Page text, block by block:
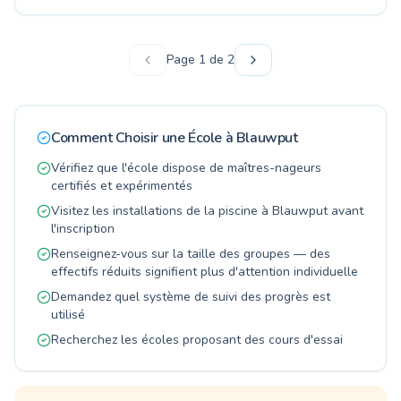
Swimliv pour trouver le cours idéal.
athlètes plus expérimentés. Il peut offrir des
séances de bébés nageurs et des programmes
de sécurité aquatique. Pour plus d'informations,
contacter directement le centre. Comparez les
cours parfait pour votre famille sur Swimliv.
Page 1 de 2
Comment Choisir une École à Blauwput
Vérifiez que l'école dispose de maîtres-nageurs
certifiés et expérimentés
Visitez les installations de la piscine à Blauwput avant
l'inscription
Renseignez-vous sur la taille des groupes — des
effectifs réduits signifient plus d'attention individuelle
Demandez quel système de suivi des progrès est
utilisé
Recherchez les écoles proposant des cours d'essai